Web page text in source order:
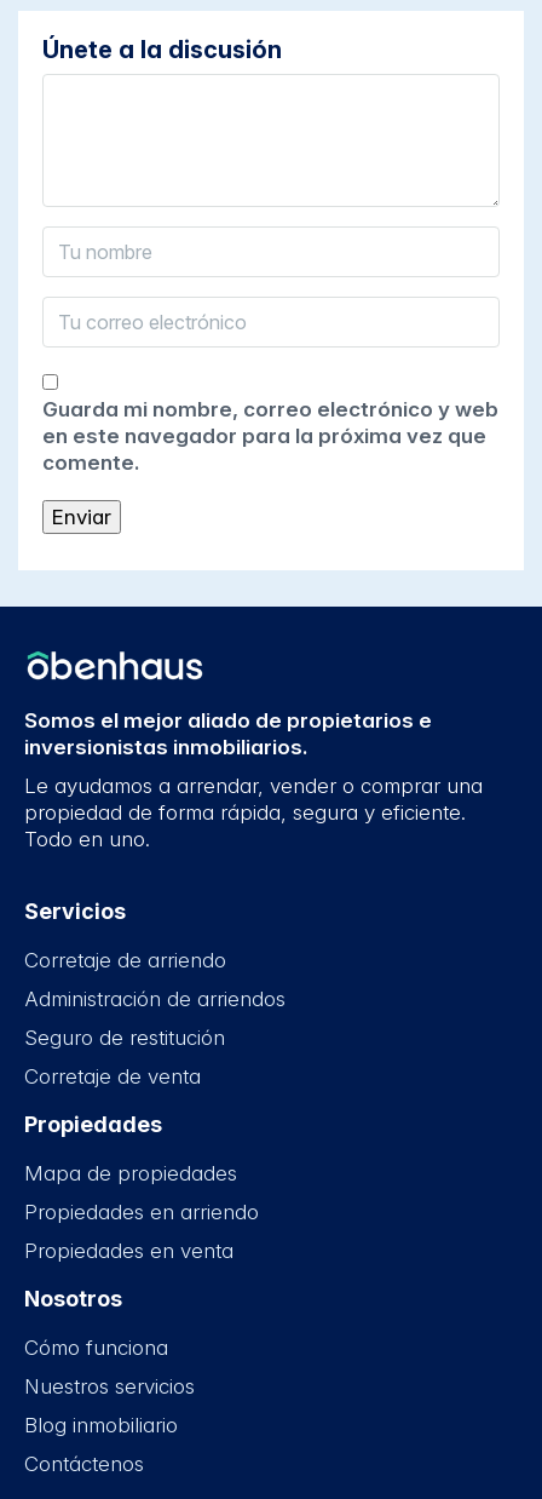
Únete a la discusión
Guarda mi nombre, correo electrónico y web
en este navegador para la próxima vez que
comente.
Somos el mejor aliado de propietarios e
inversionistas inmobiliarios.
Le ayudamos a arrendar, vender o comprar una
propiedad de forma rápida, segura y eficiente.
Todo en uno.
Servicios
Corretaje de arriendo
Administración de arriendos
Seguro de restitución
Corretaje de venta
Propiedades
Mapa de propiedades
Propiedades en arriendo
Propiedades en venta
Nosotros
Cómo funciona
Nuestros servicios
Blog inmobiliario
Contáctenos